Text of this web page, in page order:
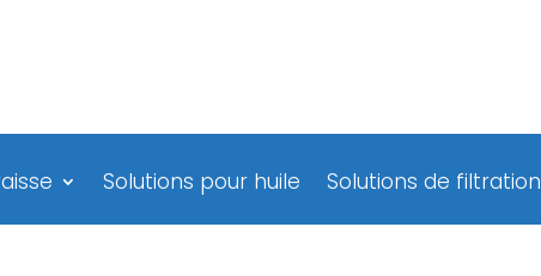
Solutions pour huile Solutions de filtration